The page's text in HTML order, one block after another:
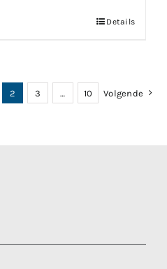
Details
2 3 … 10 Volgende